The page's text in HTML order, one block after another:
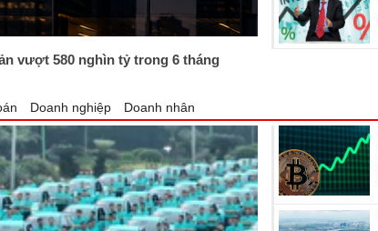
vượt 580 nghìn tỷ trong 6 tháng
Doanh nghiệp
Doanh nhân